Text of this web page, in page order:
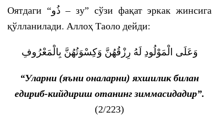
Оятдаги “ذُو – зу” сўзи фақат эркак жинсига
қўлланилади. Аллоҳ Таоло дейди:
وَعَلَى الْمَوْلُودِ لَهُ رِزْقُهُنَّ وَكِسْوَتُهُنَّ بِالْمَعْرُوفِ
“Уларни (яъни оналарни) яхшилик билан
едириб-кийдириш отанинг зиммасидадир”.
(2/223)